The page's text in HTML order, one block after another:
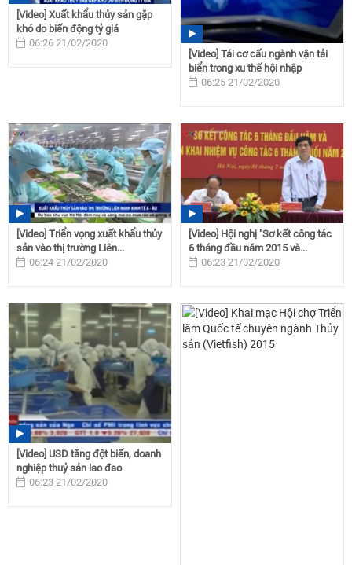
[Video] Xuất khẩu thủy sản gặp
khó do biến động tỷ giá
06:26 21/02/2020
[Video] Tái cơ cấu ngành vận tải
biển trong xu thế hội nhập
06:25 21/02/2020
[Video] Triển vọng xuất khẩu thủy
sản vào thị trường Liên...
06:24 21/02/2020
[Video] Hội nghị "Sơ kết công tác
6 tháng đầu năm 2015 và...
06:23 21/02/2020
[Video] USD tăng đột biến, doanh
nghiệp thuỷ sản lao đao
06:23 21/02/2020